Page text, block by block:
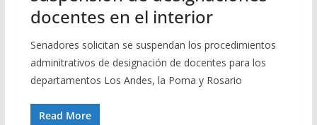
docentes en el interior
Senadores solicitan se suspendan los procedimientos
adminitrativos de designación de docentes para los
departamentos Los Andes, la Poma y Rosario
Read More